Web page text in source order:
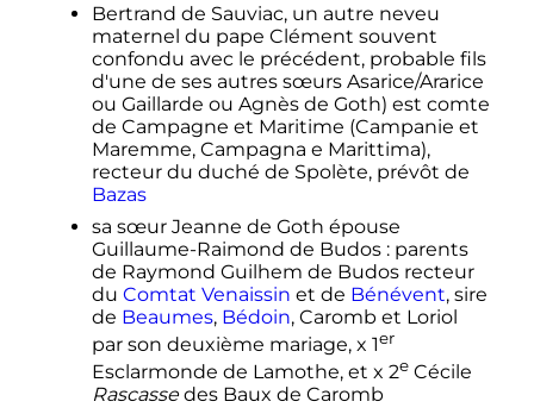
Bertrand de Sauviac, un autre neveu
maternel du pape Clément souvent
confondu avec le précédent, probable fils
d'une de ses autres sœurs Asarice/Ararice
ou Gaillarde ou Agnès de Goth) est comte
de Campagne et Maritime (Campanie et
Maremme, Campagna e Marittima),
recteur du duché de Spolète, prévôt de
Bazas
sa sœur Jeanne de Goth épouse
Guillaume-Raimond de Budos : parents
de Raymond Guilhem de Budos recteur
du Comtat Venaissin et de Bénévent, sire
de Beaumes, Bédoin, Caromb et Loriol
par son deuxième mariage, x 1er
Esclarmonde de Lamothe, et x 2eCécile
Rascassedes Baux de Caromb